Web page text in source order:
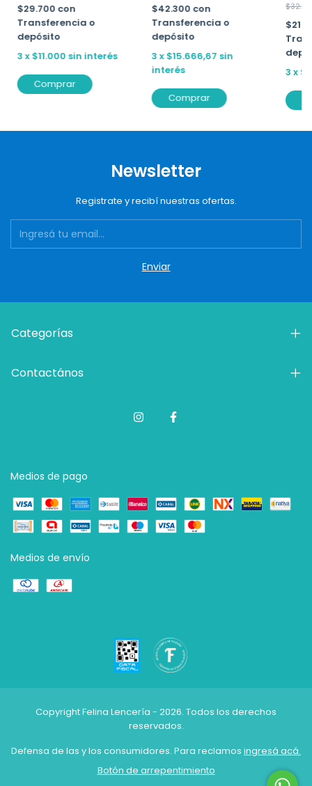
$29.700 con
Transferencia o
depósito
3 x$11.000 sin interés
Comprar
$42.300 con
Transferencia o
depósito
3x$15.666,67 sin
interés
Comprar
3 x
Newsletter
Registrate y recibí nuestras ofertas.
Categorías
Contactános
Medios de pago
Medios de envío
Copyright Felina Lencería - 2026. Todos los derechos
reservados.
Defensa de las y los consumidores. Para reclamos ingresá acá.
Botón de arrepentimiento